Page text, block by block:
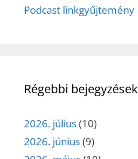
Podcast linkgyűjtemény
Régebbi bejegyzések
2026. július(10)
2026. június(9)